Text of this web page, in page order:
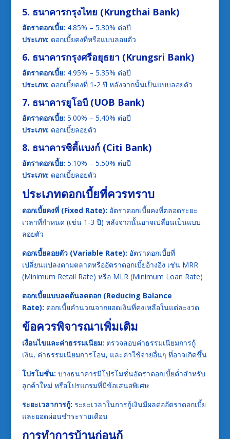
5. ธนาคารกรุงไทย (Krungthai Bank)
อัตราดอกเบี้ย: 4.85% – 5.30% ต่อปี
ประเภท: ดอกเบี้ยคงที่หรือแบบลอยตัว
6. ธนาคารกรุงศรีอยุธยา (Krungsri Bank)
อัตราดอกเบี้ย: 4.95% – 5.35% ต่อปี
ประเภท: ดอกเบี้ยคงที่ 1-2 ปี หลังจากนั้นเป็นแบบลอยตัว
7. ธนาคารยูโอบี (UOB Bank)
อัตราดอกเบี้ย: 5.00% – 5.40% ต่อปี
ประเภท: ดอกเบี้ยลอยตัว
8. ธนาคารซิตี้แบงก์ (Citi Bank)
อัตราดอกเบี้ย: 5.10% – 5.50% ต่อปี
ประเภท: ดอกเบี้ยลอยตัว
ประเภทดอกเบี้ยที่ควรทราบ
ดอกเบี้ยคงที่ (Fixed Rate): อัตราดอกเบี้ยคงที่ตลอดระยะ
เวลาที่กำหนด (เช่น 1-3 ปี) หลังจากนั้นอาจเปลี่ยนเป็นแบบ
ลอยตัว
ดอกเบี้ยลอยตัว (Variable Rate): อัตราดอกเบี้ยที่
เปลี่ยนแปลงตามตลาดหรืออัตราดอกเบี้ยอ้างอิง เช่น MRR
(Minimum Retail Rate) หรือ MLR (Minimum Loan Rate)
ดอกเบี้ยแบบลดต้นลดดอก (Reducing Balance
Rate): ดอกเบี้ยคำนวณจากยอดเงินที่คงเหลือในแต่ละงวด
ข้อควรพิจารณาเพิ่มเติม
เงื่อนไขและค่าธรรมเนียม: ตรวจสอบค่าธรรมเนียมการกู้
เงิน, ค่าธรรมเนียมการโอน, และค่าใช้จ่ายอื่นๆ ที่อาจเกิดขึ้น
โปรโมชั่น: บางธนาคารมีโปรโมชั่นอัตราดอกเบี้ยต่ำสำหรับ
ลูกค้าใหม่ หรือโปรแกรมที่มีข้อเสนอพิเศษ
ระยะเวลาการกู้: ระยะเวลาในการกู้เงินมีผลต่ออัตราดอกเบี้ย
และยอดผ่อนชำระรายเดือน
การทำการบ้านก่อนกู้